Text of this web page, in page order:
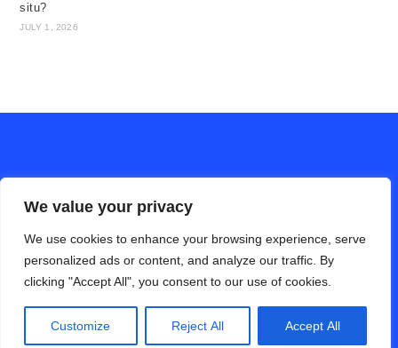
We value your privacy
We use cookies to enhance your browsing experience, serve
personalized ads or content, and analyze our traffic. By
clicking "Accept All", you consent to our use of cookies.
Customize Reject All Accept All
situ?
JULY 1, 2026
ALAM PERTANIAN online (Bahasa Cina)
Disclaimer
Privacy Policy
Copyright 2026 - INFO PERTANIAN. All Rights Reserved.